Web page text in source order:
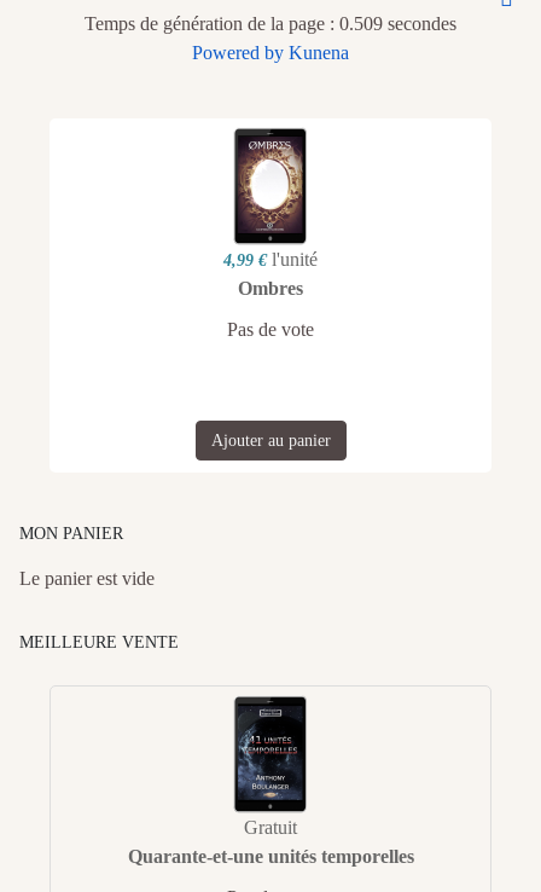
Temps de génération de la page : 0.509 secondes
Powered by Kunena
4,99 € l'unité
Ombres
Pas de vote
Ajouter au panier
MON PANIER
Le panier est vide
MEILLEURE VENTE
Gratuit
Quarante-et-une unités temporelles